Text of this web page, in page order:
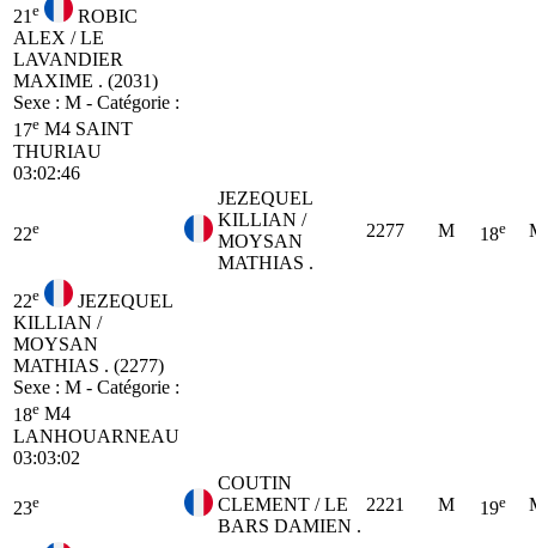
21 e
ROBIC
ALEX / LE
LAVANDIER
MAXIME . (2031)
Sexe : M - Catégorie :
17e M4 SAINT
THURIAU
03:02:46
22e
JEZEQUEL
KILLIAN /
MOYSAN
MATHIAS .
2277 M 18e
22e
JEZEQUEL
KILLIAN /
MOYSAN
MATHIAS . (2277)
Sexe : M - Catégorie :
18e M4
LANHOUARNEAU
03:03:02
23e
COUTIN
CLEMENT / LE
BARS DAMIEN .
2221 M 19e